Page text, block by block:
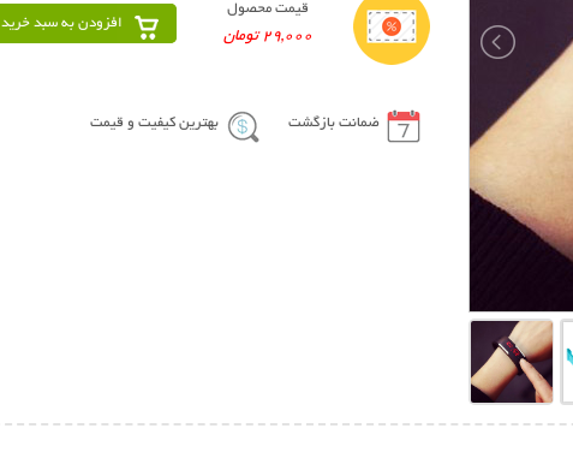
قیمت محصول
29,000 تومان
افزودن به سبد خرید
ضمانت بازگشت بهترین کیفیت و قیمت